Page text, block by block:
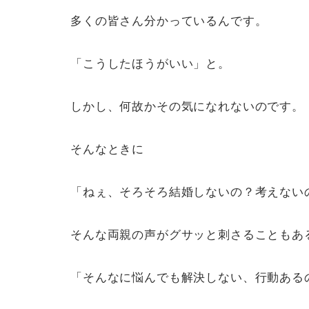
多くの皆さん分かっているんです。
「こうしたほうがいい」と。
しかし、何故かその気になれないのです。
そんなときに
「ねぇ、そろそろ結婚しないの？考えない
そんな両親の声がグサッと刺さることもあ
「そんなに悩んでも解決しない、行動ある